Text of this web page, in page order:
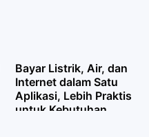
Bayar Listrik, Air, dan
Internet dalam Satu
Aplikasi, Lebih Praktis
untuk Kebutuhan